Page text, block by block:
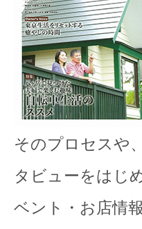
そのプロセスや
タビューをはじ
ベント・お店情